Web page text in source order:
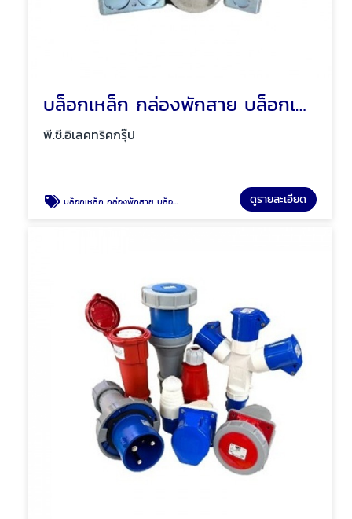
บล็อกเหล็ก กล่องพักสาย บล็อกเหล็กกันน้ำ พัทยา ชลบุรี
พี.ซี.อิเลคทริคกรุ๊ป
บล็อกเหล็ก กล่องพักสาย บล็อกเหล็กกันน้ำ พัทยา ชลบุรี ดูรายละเอียด